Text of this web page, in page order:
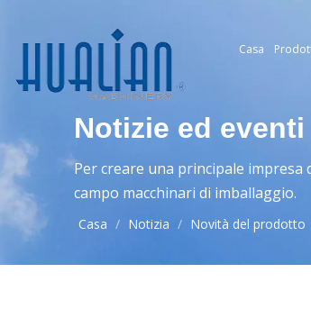
Casa
Notizie ed eventi
Per creare una principale
campo macchinari di imballaggio.
Casa / Notizia / Novità del prodotto